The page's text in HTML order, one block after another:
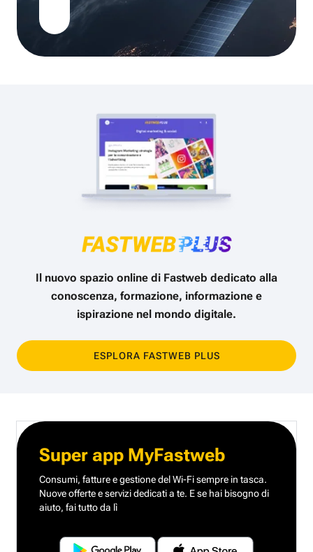
Il nuovo spazio online di Fastweb dedicato alla
conoscenza, formazione, informazione e
ispirazione nel mondo digitale.
ESPLORA FASTWEB PLUS
Super app MyFastweb
Consumi, fatture e gestione del Wi-Fi sempre in tasca.
Nuove offerte e servizi dedicati a te. E se hai bisogno di
aiuto, fai tutto da lì